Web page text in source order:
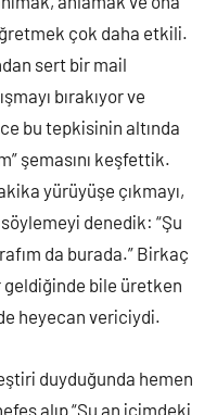
çok daha etkili.
sert bir mail
bırakıyor ve
bu tepkisinin altında
şemasını keşfettik.
yürüyüşe çıkmayı,
denedik: “Şu
da burada.” Birkaç
bile üretken
heyecan vericiydi.
duyduğunda hemen
alıp “Şu an içimdeki